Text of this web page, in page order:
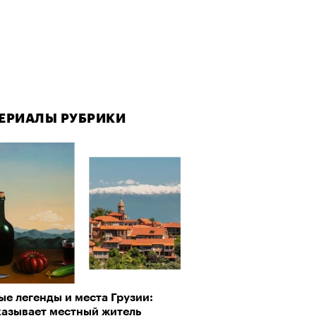
РУБРИКИ
легенды и места Грузии:
местный житель
РУБРИКИ
2025: Япония наносит
удар